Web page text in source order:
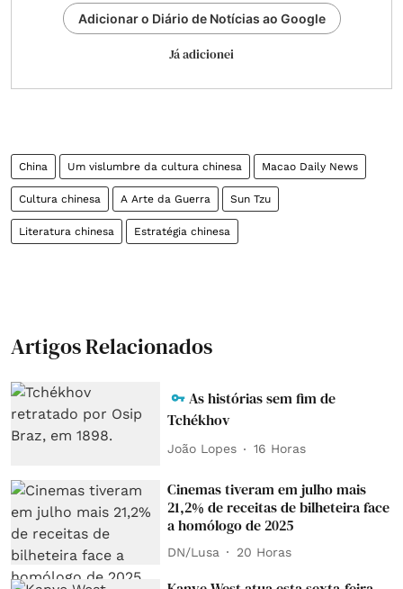
Adicionar o Diário de Notícias ao Google
Já adicionei
China Um vislumbre da cultura chinesa Macao Daily News
Cultura chinesa A Arte da Guerra Sun Tzu
Literatura chinesa Estratégia chinesa
Artigos Relacionados
As histórias sem fim de
Tchékhov
João Lopes 16 Horas
Cinemas tiveram em julho mais
21,2% de receitas de bilheteira face
a homólogo de 2025
DN/Lusa 20 Horas